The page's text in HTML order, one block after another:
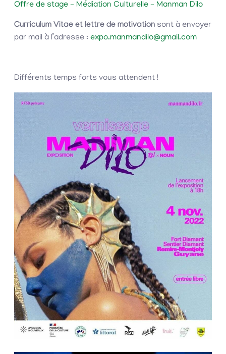
Offre de stage – Médiation Culturelle – Manman Dilo
Curriculum Vitae et lettre de motivation sont à envoyer
par mail à l’adresse : expo.manmandilo@gmail.com
Différents temps forts vous attendent !